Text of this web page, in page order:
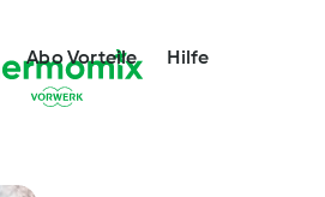
Abo Vorteile Hilfe